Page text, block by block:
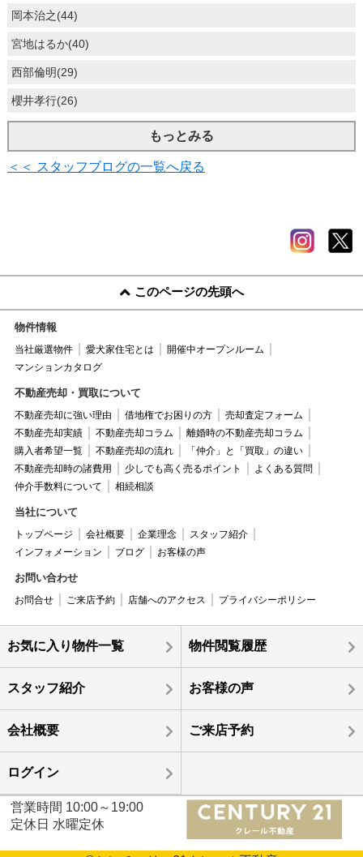
岡本治之(44)
宮地はるか(40)
西部倫明(29)
櫻井孝行(26)
もっとみる
＜＜ スタッフブログの一覧へ戻る
このページの先頭へ
物件情報
当社厳選物件 愛犬家住宅とは
開催中オープンルーム
マンションカタログ
不動産売却・買取について
不動産売却に強い理由 借地権でお困りの方
売却査定フォーム
不動産売却実績
不動産売却コラム
離婚時の不動産売却コラム
購入者希望一覧
不動産売却の流れ
「仲介」と「買取」の違い
不動産売却時の諸費用
少しでも高く売るポイント
よくある質問
仲介手数料について
相続相談
当社について
トップページ 会社概要 企業理念
スタッフ紹介
インフォメーション
ブログ お客様の声
お問い合わせ
お問合せ ご来店予約 店舗へのアクセス プライバシーポリシー
お気に入り物件一覧 物件閲覧履歴
スタッフ紹介 お客様の声
会社概要 ご来店予約
ログイン
営業時間 10:00～19:00
定休日 水曜定休